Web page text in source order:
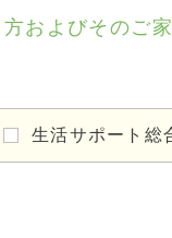
およびそのご
生活サポート総